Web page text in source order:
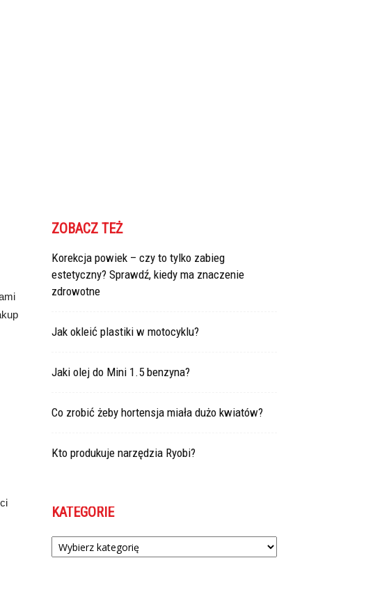
ZOBACZ TEŻ
Korekcja powiek – czy to tylko zabieg
estetyczny? Sprawdź, kiedy ma znaczenie
zdrowotne
Jak okleić plastiki w motocyklu?
Jaki olej do Mini 1.5 benzyna?
Co zrobić żeby hortensja miała dużo kwiatów?
Kto produkuje narzędzia Ryobi?
KATEGORIE
Kategorie